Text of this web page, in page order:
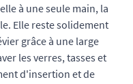
à une seule main, la
Elle reste solidement
grâce à une large
les verres, tasses et
d'insertion et de